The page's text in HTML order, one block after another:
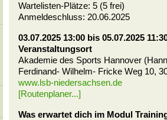
Wartelisten-Plätze: 5 (5 frei)
Anmeldeschluss: 20.06.2025
03.07.2025 13:00 bis 05.07.2025
Veranstaltungsort
Akademie des Sports Hannover
Ferdinand- Wilhelm- Fricke Weg 10,
www.lsb-niedersachsen.de
[Routenplaner...]
Was erwartet dich im Modul